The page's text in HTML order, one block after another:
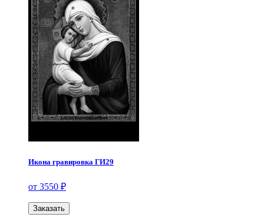
Икона гравировка ГИ29
от 3550 ₽
Заказать